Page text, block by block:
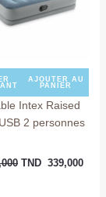
AJOUTER AU
PANIER
Intex Raised
2 personnes
TND 339,000